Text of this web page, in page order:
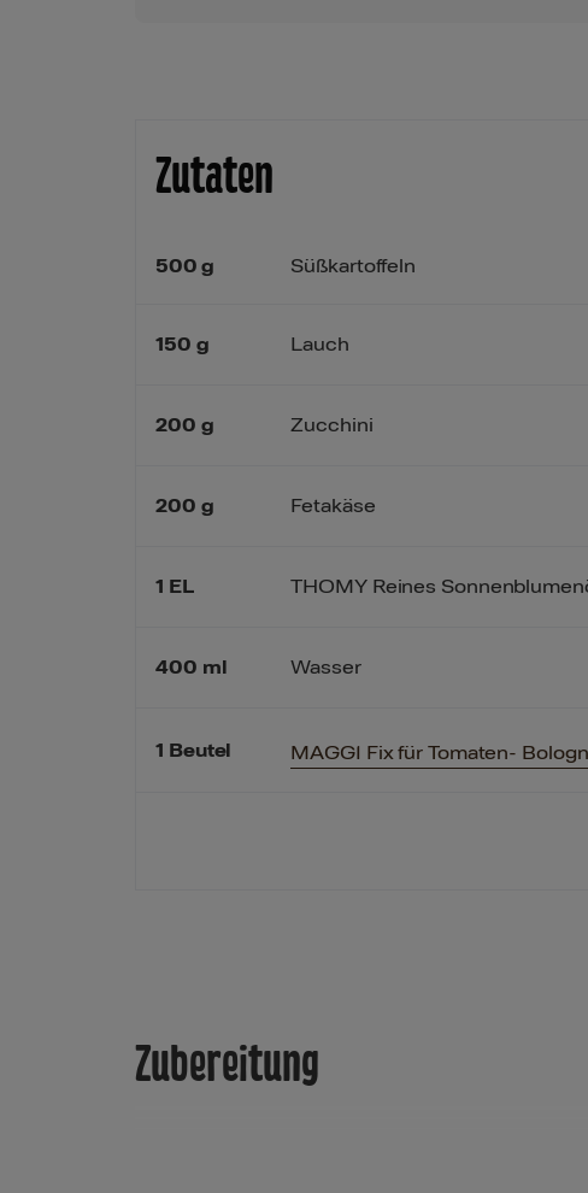
Zutaten
500 g
150 g
200 g
200 g
1 EL
400 ml
1 Beutel
Süßkartoffeln
Lauch
Zucchini
Fetakäse
THOMY Reines
Wasser
MAGGI Fix für Tomaten-
Zubereitung